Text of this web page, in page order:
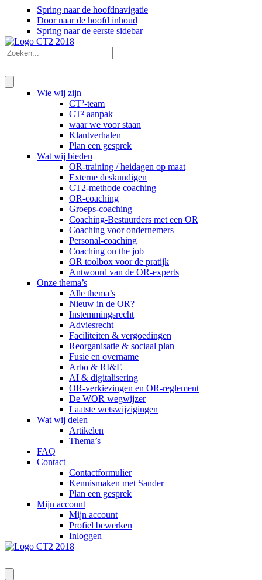
Spring naar de hoofdnavigatie
Door naar de hoofd inhoud
Spring naar de eerste sidebar
Wie wij zijn
CT²-team
CT² aanpak
waar we voor staan
Klantverhalen
Plan een gesprek
Wat wij bieden
OR-training / heidagen op maat
Externe deskundigen
CT2-methode coaching
OR-coaching
Groeps-coaching
Coaching-Bestuurders met een OR
Coaching voor ondernemers
Personal-coaching
Coaching on the job
OR toolbox voor de pratijk
Antwoord van de OR-experts
Onze thema’s
Alle thema’s
Nieuw in de OR?
Instemmingsrecht
Adviesrecht
Faciliteiten & vergoedingen
Reorganisatie & sociaal plan
Fusie en overname
Arbo & RI&E
AI & digitalisering
OR-verkiezingen en OR-reglement
De WOR wegwijzer
Laatste wetswijzigingen
Wat wij delen
Artikelen
Thema’s
FAQ
Contact
Contactformulier
Kennismaken met Sander
Plan een gesprek
Mijn account
Mijn account
Profiel bewerken
Inloggen